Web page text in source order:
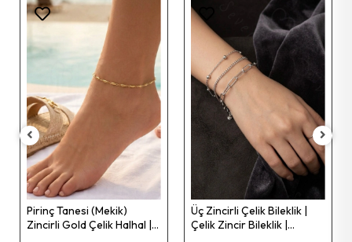
Pirinç Tanesi (Mekik)
Zincirli Gold Çelik Halhal |
Üç Zincirli Çelik Bileklik |
Çelik Zincir Bileklik |